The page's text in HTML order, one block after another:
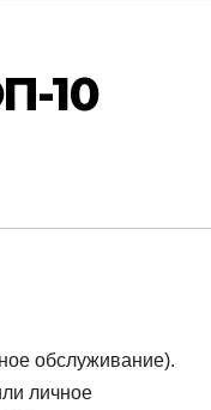
10
обслуживание).
личное